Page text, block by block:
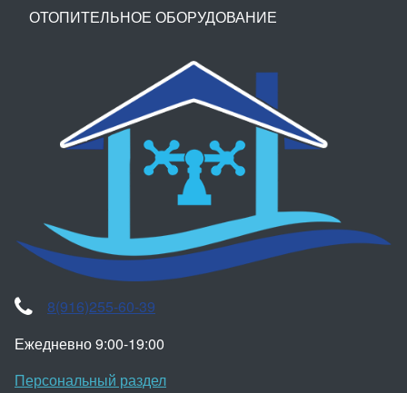
ОТОПИТЕЛЬНОЕ ОБОРУДОВАНИЕ
8(916)255-60-39
Ежедневно 9:00-19:00
Персональный раздел